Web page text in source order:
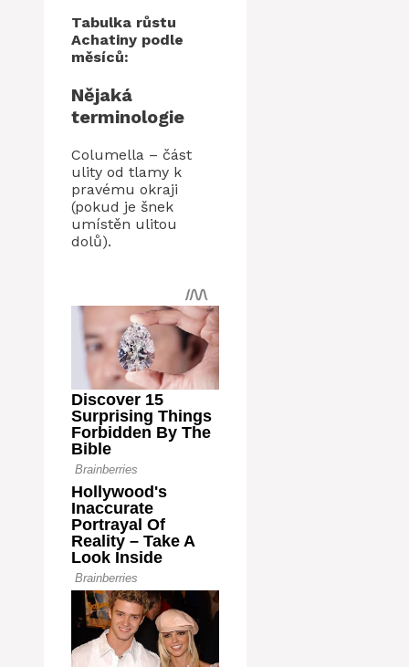
Tabulka růstu
Achatiny podle
měsíců:
Nějaká
terminologie
Columella – část
ulity od tlamy k
pravému okraji
(pokud je šnek
umístěn ulitou
dolů).